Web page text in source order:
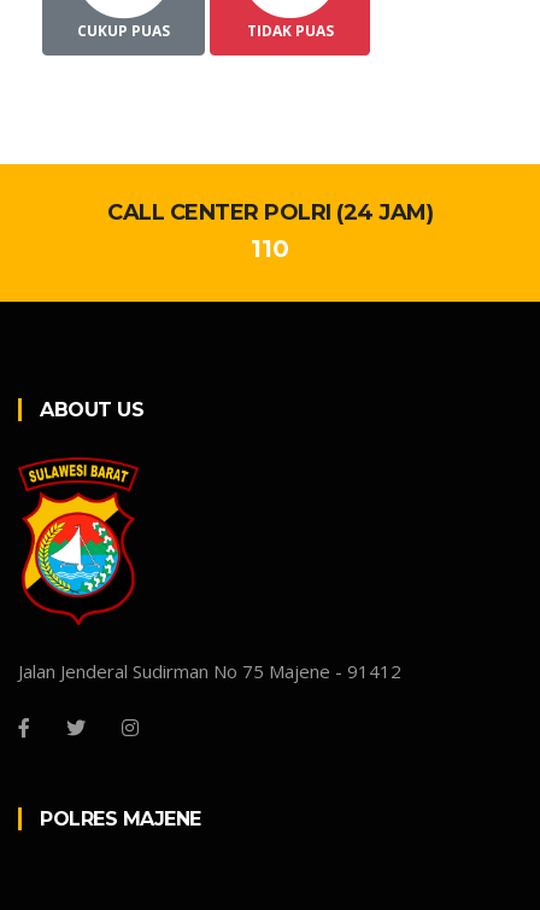
CUKUP PUAS TIDAK PUAS
CALL CENTER POLRI (24 JAM)
110
ABOUT US
Jalan Jenderal Sudirman No 75 Majene - 91412
POLRES MAJENE